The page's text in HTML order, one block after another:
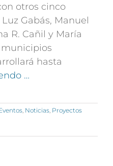
otros cinco
Gabás, Manuel
R. Cañil y María
municipios
hasta
…
, Noticias, Proyectos